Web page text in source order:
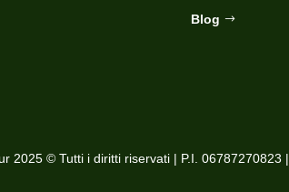
Blog
2025 © Tutti i diritti riservati | P.I. 06787270823 |